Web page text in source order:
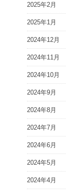
2025年2月
2025年1月
2024年12月
2024年11月
2024年10月
2024年9月
2024年8月
2024年7月
2024年6月
2024年5月
2024年4月